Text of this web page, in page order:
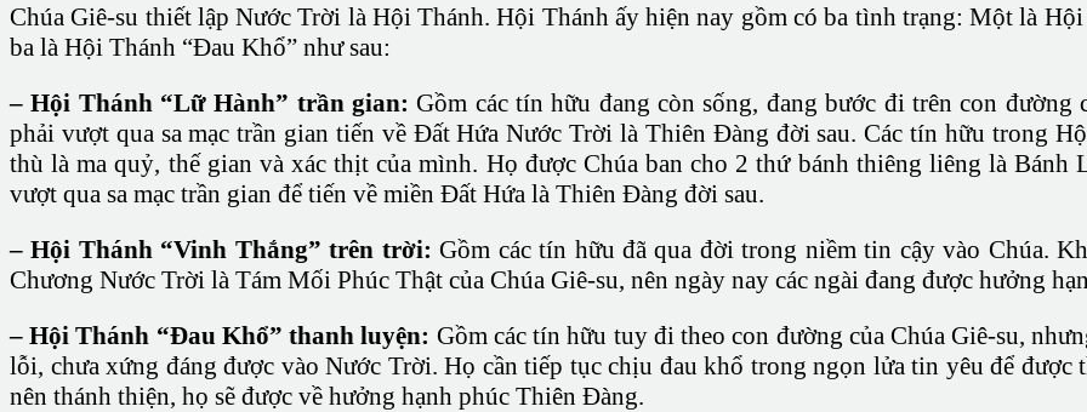
Chúa Giê-su thiết lập Nước Trời là Hội Thánh. Hội Thánh ấy hiện nay gồm có ba tình trạng: Một là
ba là Hội Thánh “Đau Khổ” như sau:
– Hội Thánh “Lữ Hành” trần gian: Gồm các tín hữu đang còn sống, đang bước đi trên con đường
phải vượt qua sa mạc trần gian tiến về Đất Hứa Nước Trời là Thiên Đàng đời sau. Các tín hữu trong
thù là ma quỷ, thế gian và xác thịt của mình. Họ được Chúa ban cho 2 thứ bánh thiêng liêng là Bánh
vượt qua sa mạc trần gian để tiến về miền Đất Hứa là Thiên Đàng đời sau.
– Hội Thánh “Vinh Thắng” trên trời: Gồm các tín hữu đã qua đời trong niềm tin cậy vào Chúa.
Chương Nước Trời là Tám Mối Phúc Thật của Chúa Giê-su, nên ngày nay các ngài đang được hưởng
– Hội Thánh “Đau Khổ” thanh luyện: Gồm các tín hữu tuy đi theo con đường của Chúa Giê-su,
lỗi, chưa xứng đáng được vào Nước Trời. Họ cần tiếp tục chịu đau khổ trong ngọn lửa tin yêu để
nên thánh thiện, họ sẽ được về hưởng hạnh phúc Thiên Đàng.